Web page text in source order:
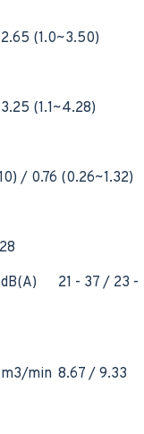
2.65 (1.0~3.50)
3.25 (1.1~4.28)
/ 0.76 (0.26~1.32)
dB(A)
21 - 37 / 23 -
m3/min 8.67 / 9.33